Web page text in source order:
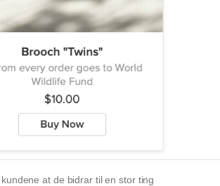
at de bidrar til en stor ting